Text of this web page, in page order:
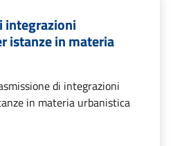
integrazioni
istanze in materia
di integrazioni
in materia urbanistica